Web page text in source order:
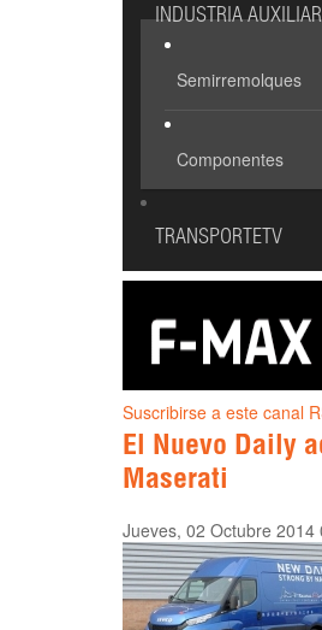
INDUSTRIA AUXILIAR
Semirremolques
Componentes
TRANSPORTETV
Suscribirse a este canal
El Nuevo Daily
Maserati
Jueves, 02 Octubre 2014